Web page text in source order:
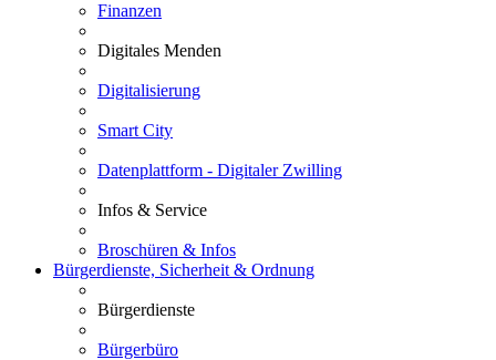
Finanzen
Digitales Menden
Digitalisierung
Smart City
Datenplattform - Digitaler Zwilling
Infos & Service
Broschüren & Infos
Bürgerdienste, Sicherheit & Ordnung
Bürgerdienste
Bürgerbüro